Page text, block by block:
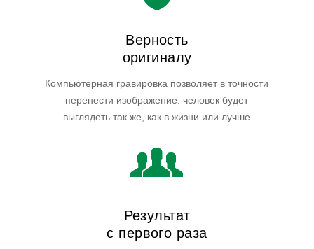
Верность
оригиналу
Компьютерная гравировка позволяет в точности
перенести изображение: человек будет
выглядеть так же, как в жизни или лучше
Результат
с первого раза